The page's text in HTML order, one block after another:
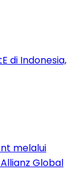
di Indonesia,
melalui
Global